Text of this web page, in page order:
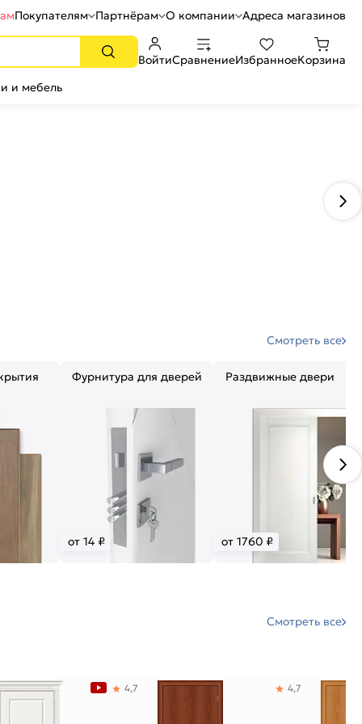
Покупателям Партнёрам О компании Адреса магазинов
ВойтиСравнениеИзбранноеКорзина
и мебель
Смотреть все
Фурнитура для дверей
от 14 ₽
Раздвижные двери
от 1760 ₽
Смотреть все
4,7 4,7